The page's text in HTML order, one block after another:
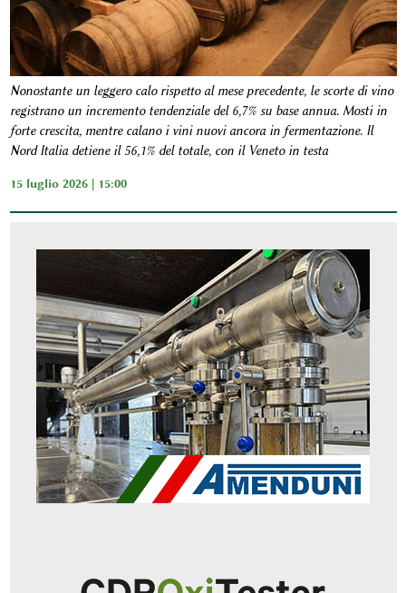
Nonostante un leggero calo rispetto al mese precedente, le scorte di vino
registrano un incremento tendenziale del 6,7% su base annua. Mosti in
forte crescita, mentre calano i vini nuovi ancora in fermentazione. Il
Nord Italia detiene il 56,1% del totale, con il Veneto in testa
15 luglio 2026 | 15:00